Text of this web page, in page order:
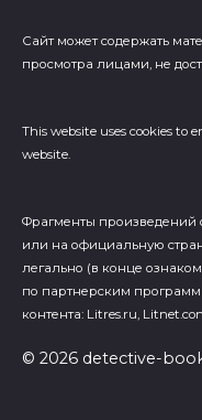
Сайт может содержать
просмотра лицами, не
This website uses cookies to
website.
Фрагменты произведений
или на официальную
легально (в конце
по партнерским
контента: Litres.ru,
© 2026 detective-